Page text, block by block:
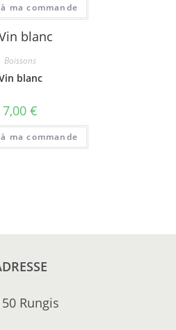
ma commande
Boissons
blanc
7,00 €
ma commande
Rungis